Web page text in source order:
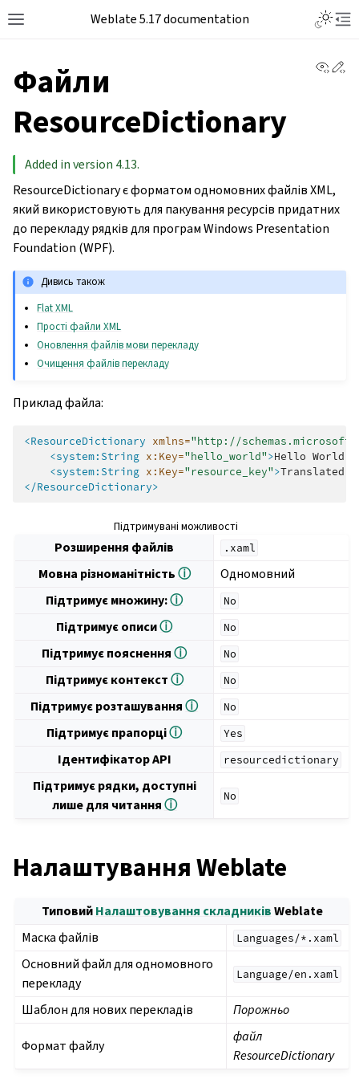
Weblate 5.17 documentation
Файли
ResourceDictionary
Added in version 4.13.
ResourceDictionary є форматом одномовних файлів XML,
який використовують для пакування ресурсів придатних
до перекладу рядків для програм Windows Presentation
Foundation (WPF).
Дивись також
Flat XML
Прості файли XML
Оновлення файлів мови перекладу
Очищення файлів перекладу
Приклад файла:
<ResourceDictionary xmlns="http://
<system:String x:Key="hello_world">Hello World!
<system:String x:Key="resource_key">Translated
</ResourceDictionary>
Підтримувані можливості
Розширення файлів .xaml
Мовна різноманітністьⓘ
Одномовний
Підтримує множину:ⓘ No
Підтримує описиⓘ No
Підтримує поясненняⓘ No
Підтримує контекстⓘ No
Підтримує розташуванняⓘ No
Підтримує прапорціⓘ Yes
Ідентифікатор API resourcedictionary
Підтримує рядки, доступні
лише для читанняⓘ
No
Налаштування Weblate
ТиповийНалаштовування складниківWeblate
Маска файлів
Languages/*.xaml
Основний файл для одномовного
перекладу
Language/en.xaml
Шаблон для нових перекладів Порожньо
Формат файлу
файл
ResourceDictionary